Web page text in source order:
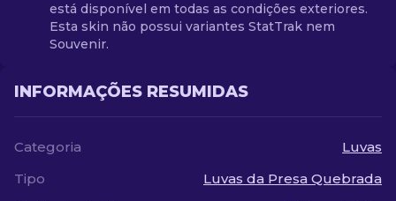
está disponível em todas as condições exteriores.
Esta skin não possui variantes StatTrak nem
Souvenir.
INFORMAÇÕES RESUMIDAS
Categoria
Luvas
Tipo
Luvas da Presa Quebrada